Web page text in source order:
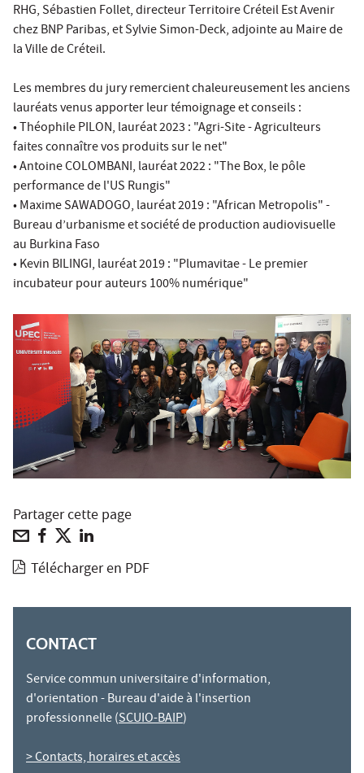
RHG, Sébastien Follet, directeur Territoire Créteil Est Avenir
chez BNP Paribas, et Sylvie Simon-Deck, adjointe au Maire de
la Ville de Créteil.
Les membres du jury remercient chaleureusement les anciens
lauréats venus apporter leur témoignage et conseils :
• Théophile PILON, lauréat 2023 : "Agri-Site - Agriculteurs
faites connaître vos produits sur le net"
• Antoine COLOMBANI, lauréat 2022 : "The Box, le pôle
performance de l'US Rungis"
• Maxime SAWADOGO, lauréat 2019 : "African Metropolis" -
Bureau d’urbanisme et société de production audiovisuelle
au Burkina Faso
• Kevin BILINGI, lauréat 2019 : "Plumavitae - Le premier
incubateur pour auteurs 100% numérique"
Partager cette page
Télécharger en PDF
CONTACT
Service commun universitaire d'information,
d'orientation - Bureau d'aide à l'insertion
professionnelle (SCUIO-BAIP)
> Contacts, horaires et accès